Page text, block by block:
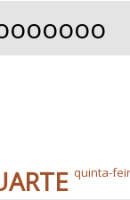
quinta-